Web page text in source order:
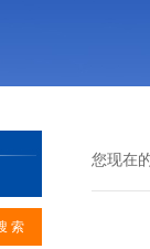
您现在